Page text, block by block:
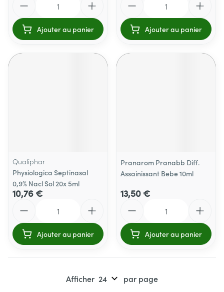
Ajouter au panier Ajouter au panier
Qualiphar
Physiologica Septinasal
0,9% Nacl Sol 20x 5ml
10,76 €
Ajouter au panier
Pranarom Pranabb Diff.
Assainissant Bebe 10ml
13,50 €
Ajouter au panier
Afficher par page